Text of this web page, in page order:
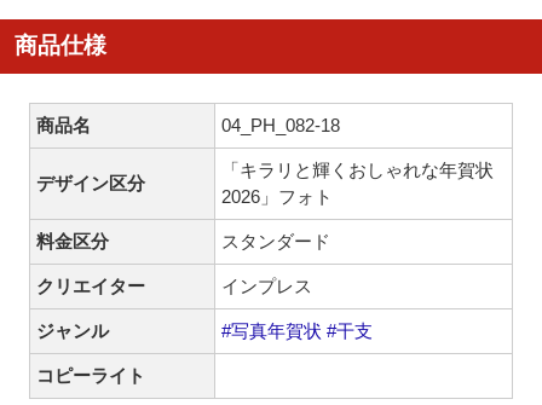
商品仕様
商品名 04_PH_082-18
デザイン区分
「キラリと輝くおしゃれな年賀状
2026」フォト
料金区分 スタンダード
クリエイター インプレス
ジャンル #写真年賀状 #干支
コピーライト